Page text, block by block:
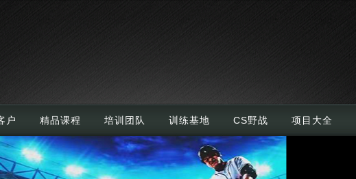
户 精品课程 培训团队 训练基地 CS野战 项目大全